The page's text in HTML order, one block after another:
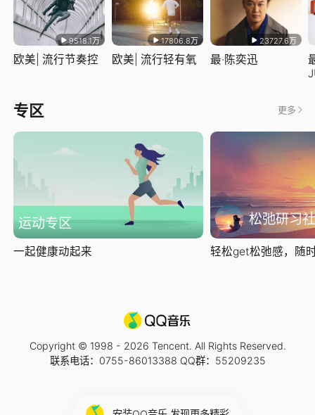
9518.1万
欧美| 流行节奏控
17806.8万
欧美| 流行轻有氧
23727.6万
最·陈奕迅
专区 更多
运动专区
一起健康动起来
松弛研习社
轻松get松弛感，随
Copyright © 1998 - 2026 Tencent. All Rights Reserved.
联系电话：0755-86013388 QQ群：55209235